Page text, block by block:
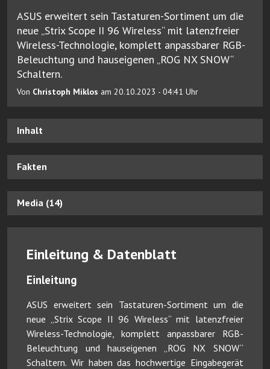
ASUS erweitert sein Tastaturen-Sortiment um die
neue „Strix Scope II 96 Wireless“ mit latenzfreier
Wireless-Technologie, komplett anpassbarer RGB-
Beleuchtung und hauseigenen „ROG NX SNOW“
Schaltern.
Von Christoph Miklos am 20.10.2023 - 04:41 Uhr
Inhalt
Fakten
Media (14)
Einleitung & Datenblatt
Einleitung
ASUS erweitert sein Tastaturen-Sortiment um die
neue „Strix Scope II 96 Wireless“ mit latenzfreier
Wireless-Technologie, komplett anpassbarer RGB-
Beleuchtung und hauseigenen „ROG NX SNOW“
Schaltern. Wir haben das hochwertige Eingabegerät